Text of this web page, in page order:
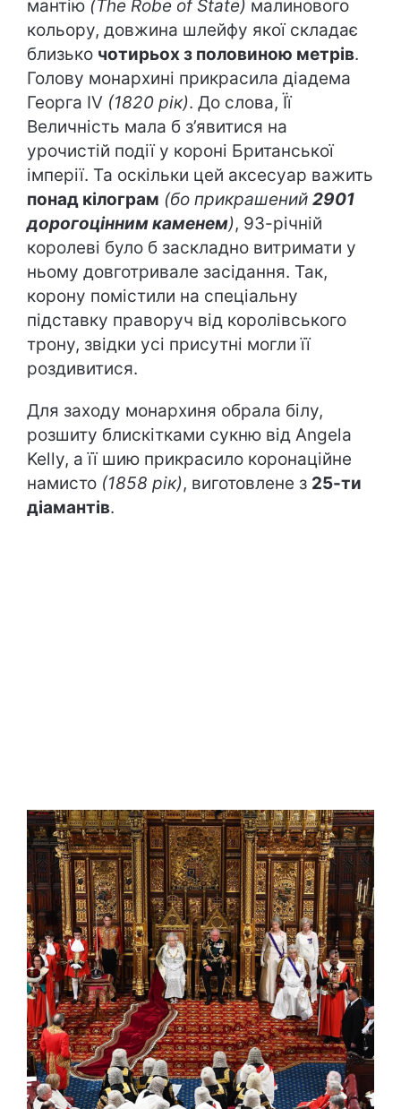
мантію (The Robe of State) малинового
кольору, довжина шлейфу якої складає
близько чотирьох з половиною метрів.
Голову монархині прикрасила діадема
Георга IV (1820 рік). До слова, Її
Величність мала б з’явитися на
урочистій події у короні Британської
імперії. Та оскільки цей аксесуар важить
понад кілограм (бо прикрашений 2901
дорогоцінним каменем), 93-річній
королеві було б заскладно витримати у
ньому довготривале засідання. Так,
корону помістили на спеціальну
підставку праворуч від королівського
трону, звідки усі присутні могли її
роздивитися.
Для заходу монархиня обрала білу,
розшиту блискітками сукню від Angela
Kelly, а її шию прикрасило коронаційне
намисто (1858 рік), виготовлене з 25-ти
діамантів.